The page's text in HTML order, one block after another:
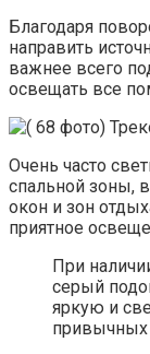
Благодаря
направить
важнее всего
освещать все
Очень часто
спальной зоны,
окон и зон
приятное
При
серый
яркую и